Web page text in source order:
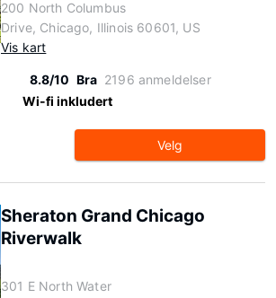
200 North Columbus
Drive, Chicago, Illinois 60601, US
Vis kart
8.8/10 Bra 2196 anmeldelser
Wi-fi inkludert
Velg
Sheraton Grand Chicago
Riverwalk
301 E North Water